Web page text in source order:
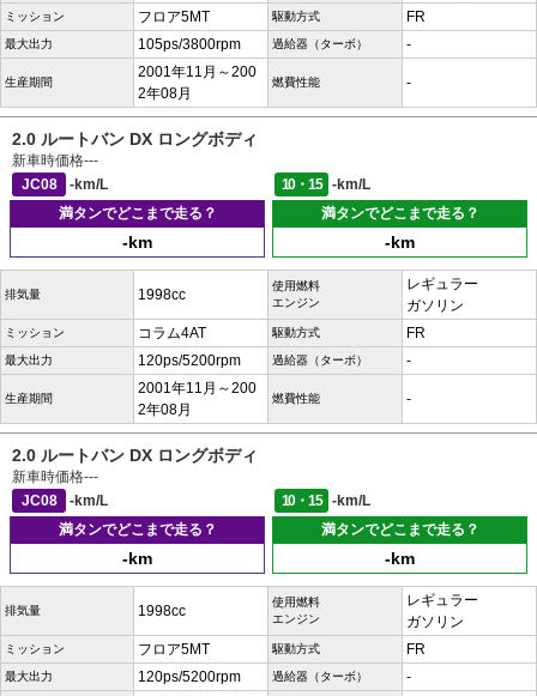
ミッション フロア5MT 駆動方式 FR
最大出力 105ps/3800rpm 過給器（ターボ） -
生産期間
2001年11月～200
2年08月
燃費性能 -
2.0 ルートバン DX ロングボディ
新車時価格---
JC08
-km/L 10・15
-km/L
満タンでどこまで走る？
-km
満タンでどこまで走る？
-km
排気量 1998cc
使用燃料
エンジン
レギュラー
ガソリン
ミッション コラム4AT 駆動方式 FR
最大出力 120ps/5200rpm 過給器（ターボ） -
生産期間
2001年11月～200
2年08月
燃費性能 -
2.0 ルートバン DX ロングボディ
新車時価格---
JC08
-km/L 10・15
-km/L
満タンでどこまで走る？
-km
満タンでどこまで走る？
-km
排気量 1998cc
使用燃料
エンジン
レギュラー
ガソリン
ミッション フロア5MT 駆動方式 FR
最大出力 120ps/5200rpm 過給器（ターボ） -